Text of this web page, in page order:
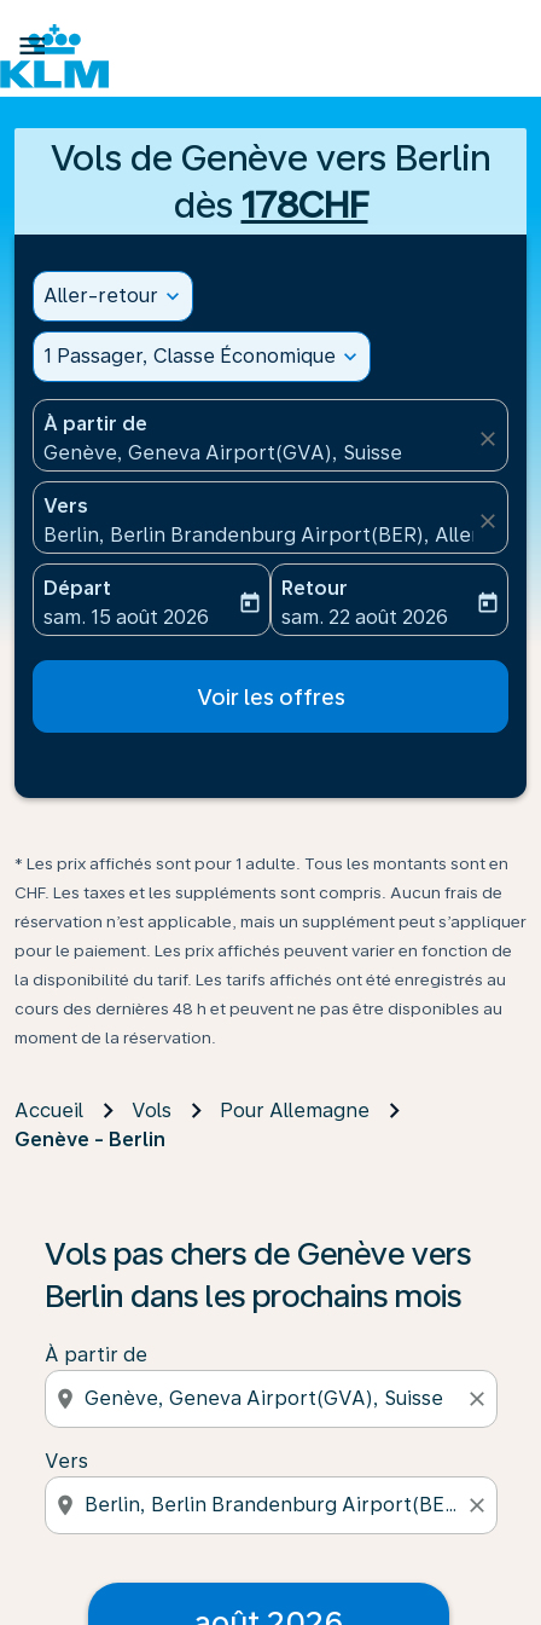

Vols de Genève vers Berlin
dès 178CHF
Aller-retour expand_more
1 Passager, Classe Économique expand_more
À partir de
Genève, Geneva Airport(GVA), Suisse
close
Vers
Berlin, Berlin Brandenburg Airport(BER), Allemagne
close
Départ
fc-booking-departure-date-aria-label
sam. 15 août 2026
today
Retour
fc-booking-return-date-
sam. 22 août 2026
today
Voir les offres
* Les prix affichés sont pour 1 adulte. Tous les montants sont en
CHF. Les taxes et les suppléments sont compris. Aucun frais de
réservation n’est applicable, mais un supplément peut s’appliquer
pour le paiement. Les prix affichés peuvent varier en fonction de
la disponibilité du tarif. Les tarifs affichés ont été enregistrés au
cours des dernières 48 h et peuvent ne pas être disponibles au
moment de la réservation.
Accueil Vols
Pour Allemagne
Genève - Berlin
Vols pas chers de Genève vers
Berlin dans les prochains mois
À partir de
location_on close
Vers
location_on close